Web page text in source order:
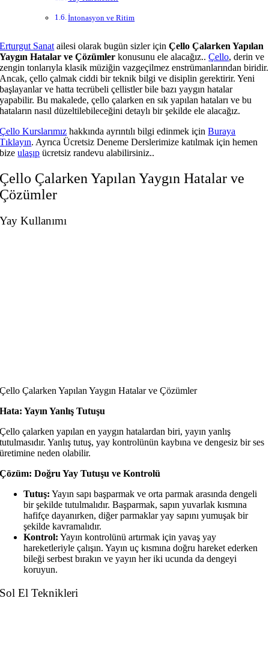
İntonasyon ve Ritim
Erturgut Sanat ailesi olarak bugün sizler içinÇello Çalarken Yapılan
Yaygın Hatalar ve Çözümler konusunu ele alacağız..Çello, derin ve
zengin tonlarıyla klasik müziğin vazgeçilmez enstrümanlarından biridir.
Ancak, çello çalmak ciddi bir teknik bilgi ve disiplin gerektirir. Yeni
başlayanlar ve hatta tecrübeli çellistler bile bazı yaygın hatalar
yapabilir. Bu makalede, çello çalarken en sık yapılan hataları ve bu
hataların nasıl düzeltilebileceğini detaylı bir şekilde ele alacağız.
Çello Kurslarımız hakkında ayrıntılı bilgi edinmek içinBuraya
Tıklayın. Ayrıca Ücretsiz Deneme Derslerimize katılmak için hemen
bizeulaşıp ücretsiz randevu alabilirsiniz..
Çello Çalarken Yapılan Yaygın Hatalar ve
Çözümler
Yay Kullanımı
Çello Çalarken Yapılan Yaygın Hatalar ve Çözümler
Hata: Yayın Yanlış Tutuşu
Çello çalarken yapılan en yaygın hatalardan biri, yayın yanlış
tutulmasıdır. Yanlış tutuş, yay kontrolünün kaybına ve dengesiz bir ses
üretimine neden olabilir.
Çözüm: Doğru Yay Tutuşu ve Kontrolü
Tutuş: Yayın sapı başparmak ve orta parmak arasında dengeli
bir şekilde tutulmalıdır. Başparmak, sapın yuvarlak kısmına
hafifçe dayanırken, diğer parmaklar yay sapını yumuşak bir
şekilde kavramalıdır.
Kontrol: Yayın kontrolünü artırmak için yavaş yay
hareketleriyle çalışın. Yayın uç kısmına doğru hareket ederken
bileği serbest bırakın ve yayın her iki ucunda da dengeyi
koruyun.
Sol El Teknikleri